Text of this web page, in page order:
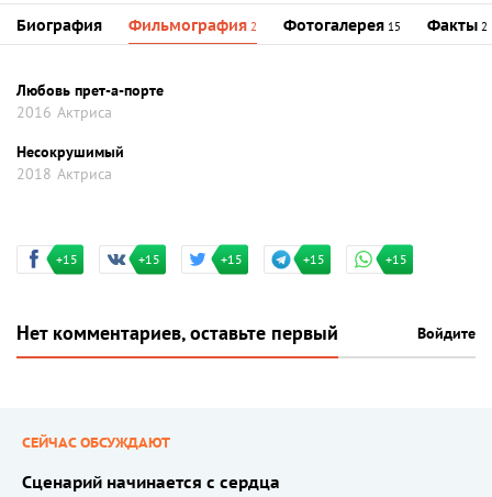
Биография Фильмография 2 Фотогалерея 15 Факты 2
Любовь прет-а-порте
2016 Актриса
Несокрушимый
2018 Актриса
+15 +15 +15 +15 +15
Нет комментариев, оставьте первый Войдите
СЕЙЧАС ОБСУЖДАЮТ
Сценарий начинается с сердца